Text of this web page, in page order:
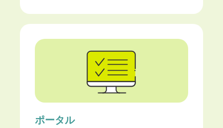
ポータル